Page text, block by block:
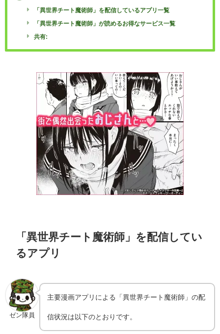
「異世界チート魔術師」を配信しているアプリ一覧
「異世界チート魔術師」が読めるお得なサービス一覧
共有:
「異世界チート魔術師」を配信してい
るアプリ
ゼン隊員
主要漫画アプリによる「異世界チート魔術師」の配
信状況は以下のとおりです。